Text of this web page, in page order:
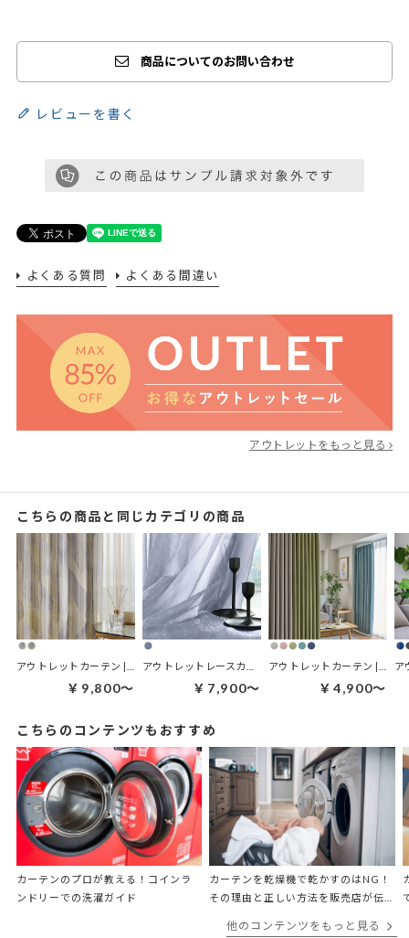
商品についてのお問い合わせ
レビューを書く
よくある質問 よくある間違い
アウトレットをもっと見る
こちらの商品と同じカテゴリの商品
￥9,800～ ￥7,900～ ￥4,900～
こちらのコンテンツもおすすめ
カーテンのプロが教える！コインラ
ンドリーでの洗濯ガイド
カーテンを乾燥機で乾かすのはNG！
その理由と正しい方法を販売店が伝
他のコンテンツをもっと見る